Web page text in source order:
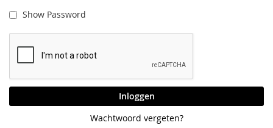
Show Password
Inloggen
Wachtwoord vergeten?